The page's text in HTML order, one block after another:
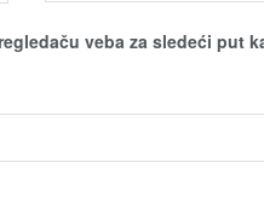
veba za sledeći put